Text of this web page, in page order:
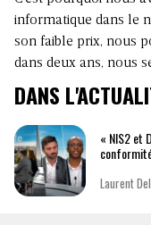
informatique dans le
son faible prix, nous
dans deux ans, nous
DANS
« NIS2 et
Laurent